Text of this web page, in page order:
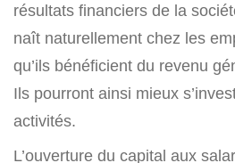
résultats financiers de la
naît naturellement chez les
qu’ils bénéficient du revenu
Ils pourront ainsi mieux
activités.
L’ouverture du capital aux